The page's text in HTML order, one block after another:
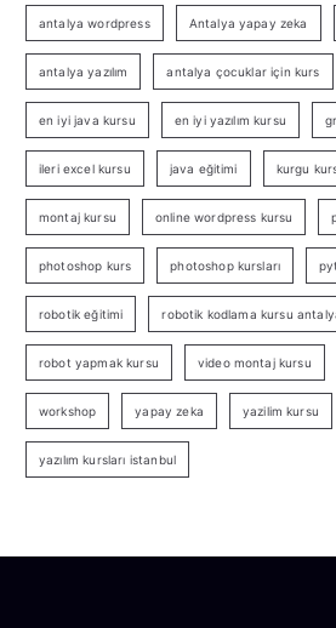
antalya wordpress Antalya yapay zeka
antalya yazılım antalya çocuklar için kurs
en iyi java kursu en iyi yazılım kursu
ileri excel kursu java eğitimi kurgu
montaj kursu online wordpress kursu
photoshop kurs photoshop kursları
robotik eğitimi robotik kodlama kursu
robot yapmak kursu video montaj kursu
workshop yapay zeka yazilim kursu
yazılım kursları istanbul